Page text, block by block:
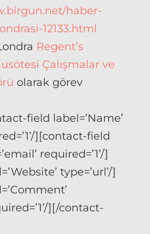
haber-
12133.html
Regent’s
Çalışmalar ve
olarak görev
field label=’Name’
][contact-field
required=’1’/]
type=’url’/]
][/contact-